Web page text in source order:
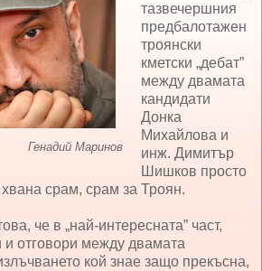
Генадий Маринов
тазвечершния
предбалотажен
троянски
кметски „дебат”
между двамата
кандидати
Донка
Михайлова и
инж. Димитър
Шишков просто
срам, срам за Троян.
че в „най-интересната” част,
и отговори между двамата
кой знае защо прекъсна,